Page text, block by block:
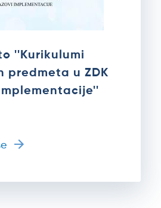
''Kurikulumi
predmeta u ZDK